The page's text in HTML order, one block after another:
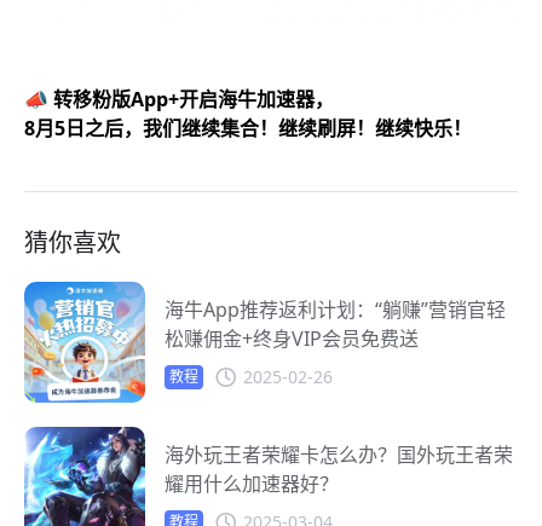
📣 转移粉版App+开启海牛加速器，
8月5日之后，我们继续集合！继续刷屏！继续快乐！
猜你喜欢
海牛App推荐返利计划：“躺赚”营销官轻
松赚佣金+终身VIP会员免费送
教程 2025-02-26
海外玩王者荣耀卡怎么办？国外玩王者荣
耀用什么加速器好？
教程 2025-03-04